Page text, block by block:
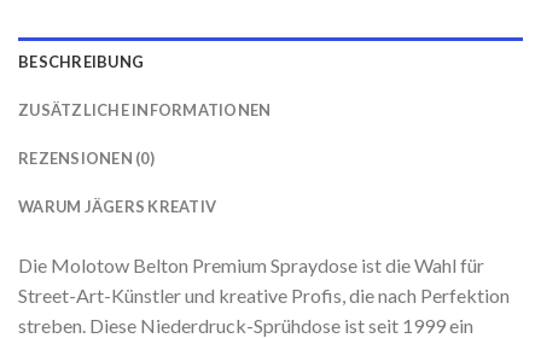
BESCHREIBUNG
ZUSÄTZLICHE INFORMATIONEN
REZENSIONEN (0)
WARUM JÄGERS KREATIV
Die Molotow Belton Premium Spraydose ist die Wahl für
Street-Art-Künstler und kreative Profis, die nach Perfektion
streben. Diese Niederdruck-Sprühdose ist seit 1999 ein